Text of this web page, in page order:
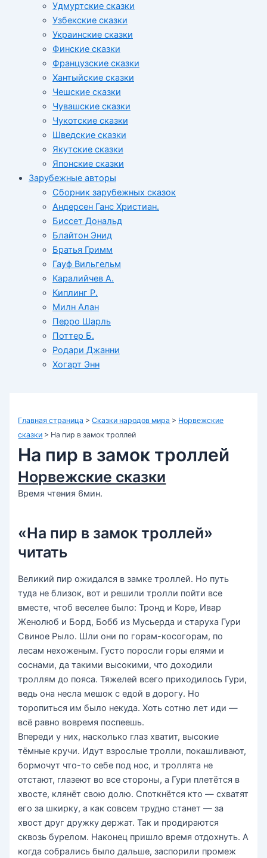
Удмуртские сказки
Узбекские сказки
Украинские сказки
Финские сказки
Французские сказки
Хантыйские сказки
Чешские сказки
Чувашские сказки
Чукотские сказки
Шведские сказки
Якутские сказки
Японские сказки
Зарубежные авторы
Сборник зарубежных сказок
Андерсен Ганс Христиан.
Биссет Дональд
Блайтон Энид
Братья Гримм
Гауф Вильгельм
Каралийчев А.
Киплинг Р.
Милн Алан
Перро Шарль
Поттер Б.
Родари Джанни
Хогарт Энн
Главная страница >Сказки народов мира > Норвежские
сказки > На пир в замок троллей
На пир в замок троллей
Норвежские сказки
Время чтения 6мин.
«На пир в замок троллей»
читать
Великий пир ожидался в замке троллей. Но путь
туда не близок, вот и решили тролли пойти все
вместе, чтоб веселее было: Тронд и Коре, Ивар
Женолюб и Борд, Бобб из Мусьерда и старуха Гури
Свиное Рыло. Шли они по горам-косогорам, по
лесам нехоженым. Густо поросли горы елями и
соснами, да такими высокими, что доходили
троллям до пояса. Тяжелей всего приходилось Гури,
ведь она несла мешок с едой в дорогу. Но
торопиться им было некуда. Хоть сотню лет иди —
всё равно вовремя поспеешь.
Впереди у них, насколько глаз хватит, высокие
тёмные кручи. Идут взрослые тролли, покашливают,
бормочут что-то себе под нос, и троллята не
отстают, глазеют во все стороны, а Гури плетётся в
хвосте, клянёт свою долю. Споткнётся кто — схватят
его за шкирку, а как совсем трудно станет — за
хвост друг дружку держат. Так и продираются
сквозь бурелом. Наконец пришло время отдохнуть. А
когда собрались было дальше, заспорили промеж